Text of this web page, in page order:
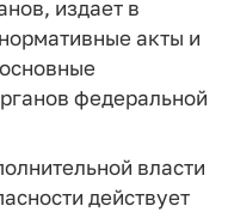
издает в
акты и
федеральной
власти
действует